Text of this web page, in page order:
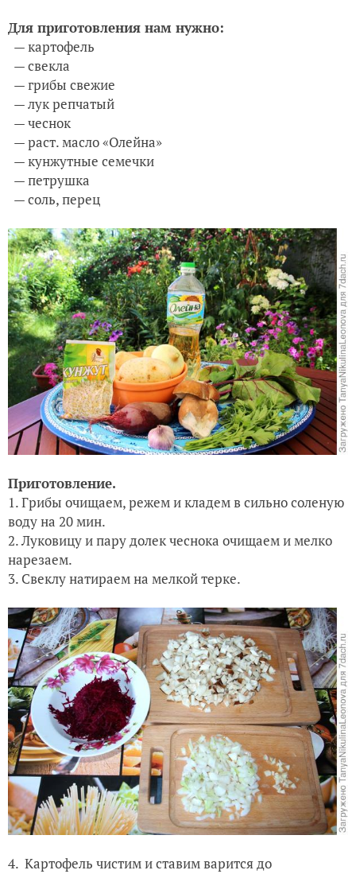
Для приготовления нам нужно:
— картофель
— свекла
— грибы свежие
— лук репчатый
— чеснок
— раст. масло «Олейна»
— кунжутные семечки
— петрушка
— соль, перец
Приготовление.
1. Грибы очищаем, режем и кладем в сильно соленую
воду на 20 мин.
2. Луковицу и пару долек чеснока очищаем и мелко
нарезаем.
3. Свеклу натираем на мелкой терке.
4. Картофель чистим и ставим варится до